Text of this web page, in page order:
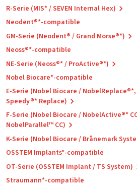
R-Serie (MIS* / SEVEN Internal Hex)
Neodent®*-compatible
GM-Serie (Neodent® / Grand Morse®*)
Neoss®*-compatible
NE-Serie (Neoss®* / ProActive®*)
Nobel Biocare*-compatible
E-Serie (Nobel Biocare /
Speedy®* Replace)
F-Serie (Nobel Biocare / NobelActive®*
NobelParallel™ CC)
K-Serie (Nobel Biocare / Brånemark
OSSTEM Implants*-compatible
OT-Serie (OSSTEM Implant / TS System)
Straumann*-compatible